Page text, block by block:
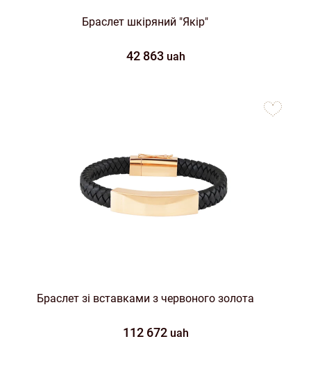
Браслет шкіряний "Якір"
42 863 uah
Браслет зі вставками з червоного золота
112 672 uah
favorites